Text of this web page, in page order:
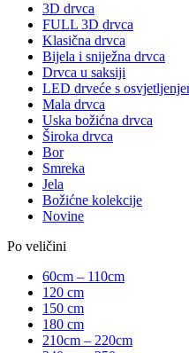
3D drvca
FULL 3D drvca
Klasična drvca
Bijela i sniježna drvca
Drvca u saksiji
LED drveće s
Mala drvca
Uska božićna drvca
Široka drvca
Bor
Smreka
Jela
Božićne kolekcije
Novine
Po veličini
60cm – 110cm
120 cm
150 cm
180 cm
210cm – 220cm